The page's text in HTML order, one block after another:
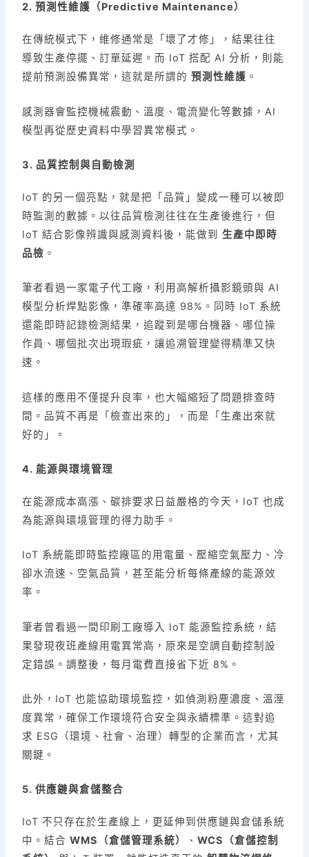
2. 預測性維護（Predictive Maintenance）
在傳統模式下，維修通常是「壞了才修」，結果往往
導致生產停擺、訂單延遲。而 IoT 搭配 AI 分析，則能
提前預測設備異常，這就是所謂的預測性維護 。
感測器會監控機械震動、溫度、電流變化等數據，AI
模型再從歷史資料中學習異常模式。
3. 品質控制與自動檢測
IoT 的另一個亮點，就是把「品質」變成一種可以被即
時監測的數據。以往品質檢測往往在生產後進行，但
IoT 結合影像辨識與感測資料後，能做到 生產中即時
品檢 。
筆者看過一家電子代工廠，利用高解析攝影鏡頭與 AI
模型分析焊點影像，準確率高達 98%。同時 IoT 系統
還能即時記錄檢測結果，追蹤到是哪台機器、哪位操
作員、哪個批次出現瑕疵，讓追溯管理變得精準又快
速。
這樣的應用不僅提升良率，也大幅縮短了問題排查時
間。品質不再是「檢查出來的」，而是「生產出來就
好的」。
4. 能源與環境管理
在能源成本高漲、碳排要求日益嚴格的今天，IoT 也成
為能源與環境管理的得力助手。
IoT 系統能即時監控廠區的用電量、壓縮空氣壓力、冷
卻水流速、空氣品質，甚至能分析每條產線的能源效
率。
筆者曾看過一間印刷工廠導入 IoT 能源監控系統，結
果發現夜班產線用電異常高，原來是空調自動控制設
定錯誤。調整後，每月電費直接省下近 8%。
此外，IoT 也能協助環境監控，如偵測粉塵濃度、溫溼
度異常，確保工作環境符合安全與永續標準。這對追
求 ESG（環境、社會、治理）轉型的企業而言，尤其
關鍵。
5. 供應鏈與倉儲整合
IoT 不只存在於生產線上，更延伸到供應鏈與倉儲系統
中。結合WMS（倉儲管理系統） 、WCS（倉儲控制